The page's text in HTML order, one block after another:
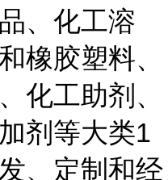
、化工溶
橡胶塑料、
化工助剂、
剂等大类1
、定制和经